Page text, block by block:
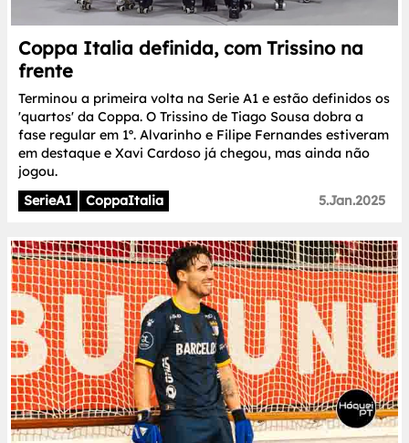
Coppa Italia definida, com Trissino na
frente
Terminou a primeira volta na Serie A1 e estão definidos os
'quartos' da Coppa. O Trissino de Tiago Sousa dobra a
fase regular em 1º. Alvarinho e Filipe Fernandes estiveram
em destaque e Xavi Cardoso já chegou, mas ainda não
jogou.
SerieA1
CoppaItalia 5.Jan.2025